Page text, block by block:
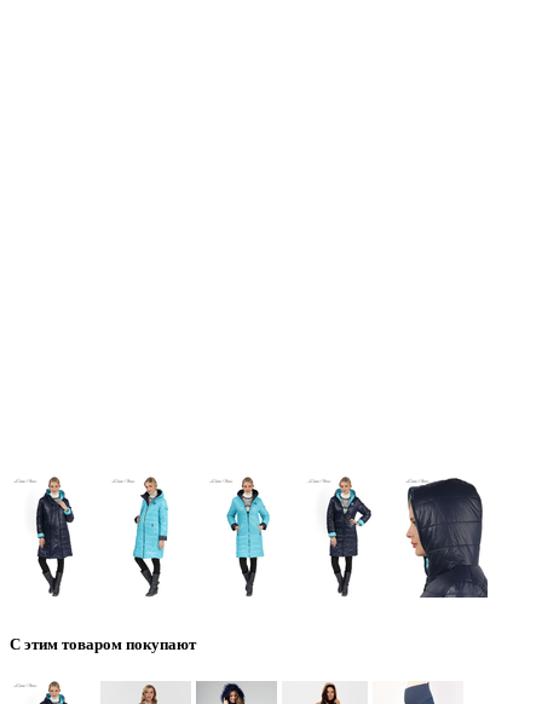
С этим товаром покупают